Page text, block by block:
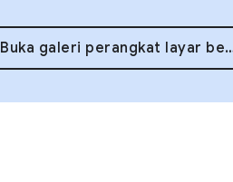
Buka galeri perangkat layar besar